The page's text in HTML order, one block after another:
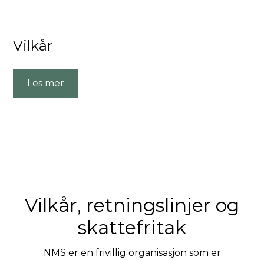
Vilkår
Les mer
Vilkår, retningslinjer og
skattefritak
NMS er en frivillig organisasjon som er